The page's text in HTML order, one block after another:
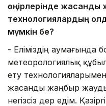
өңірлерінде
технологиялардың
мүмкін бе?
- Еліміздің аумағында
метеорологиялық
ету
жасанды жаңбыр
негізсіз дер едім.